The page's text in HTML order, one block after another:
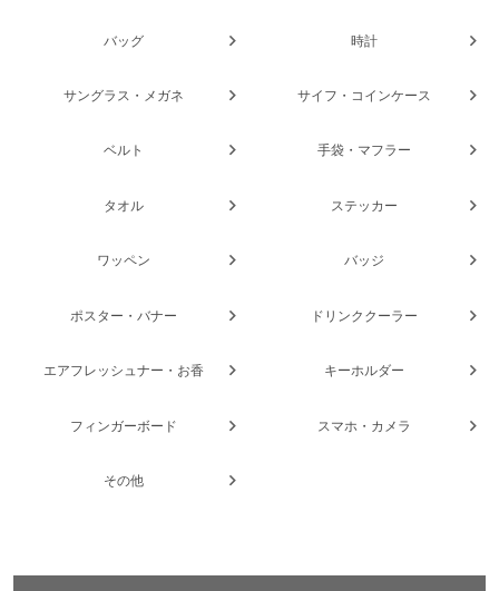
バッグ 時計
サングラス・メガネ サイフ・コインケース
ベルト 手袋・マフラー
タオル ステッカー
ワッペン バッジ
ポスター・バナー ドリンククーラー
エアフレッシュナー・お香 キーホルダー
フィンガーボード スマホ・カメラ
その他